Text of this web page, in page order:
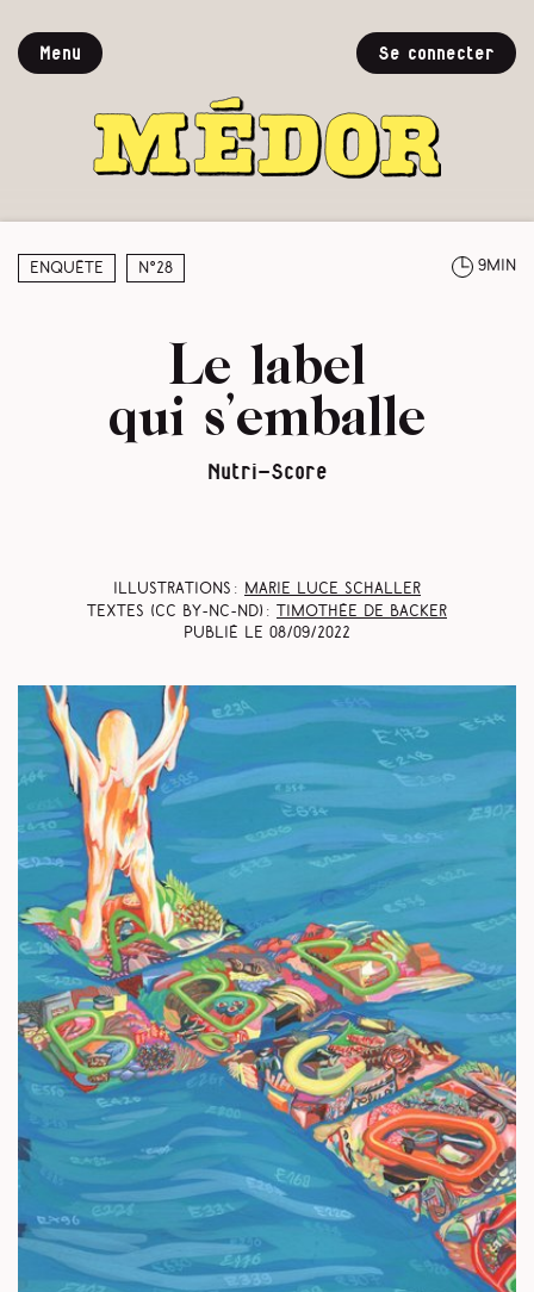
Menu Se connecter
Enquête N°28 9min
Le label
qui s’emballe
Nutri-Score
Illustrations :
Marie Luce Schaller
Textes (CC BY-NC-ND) :
Timothée De Backer
Publié le 08/09/2022